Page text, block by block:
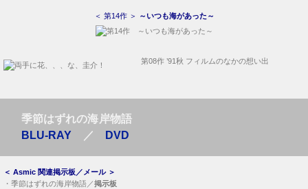
＜ 第14作 ＞ ～いつも海があった～
第08作 ’91秋 フィルムのなかの想い出
季節はずれの海岸物語
BLU-RAY ／ DVD
＜ Asmic 関連掲示板／メール＞
・ 季節はずれの海岸物語／掲示板